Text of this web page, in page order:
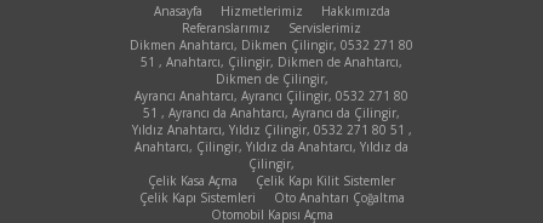
Anasayfa
Hizmetlerimiz
Hakkımızda
Referanslarımız
Servislerimiz
Dikmen Anahtarcı, Dikmen Çilingir, 0532 271 80
51 , Anahtarcı, Çilingir, Dikmen de Anahtarcı,
Dikmen de Çilingir,
Ayrancı Anahtarcı, Ayrancı Çilingir, 0532 271 80
51 , Ayrancı da Anahtarcı, Ayrancı da Çilingir,
Yıldız Anahtarcı, Yıldız Çilingir, 0532 271 80 51 ,
Anahtarcı, Çilingir, Yıldız da Anahtarcı, Yıldız da
Çilingir,
Çelik Kasa Açma
Çelik Kapı Kilit Sistemler
Çelik Kapı Sistemleri
Oto Anahtarı Çoğaltma
Otomobil Kapısı Açma